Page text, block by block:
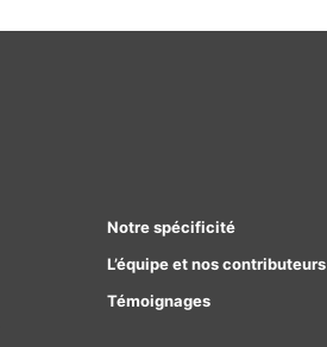
Notre spécificité
L’équipe et nos contributeurs
Témoignages